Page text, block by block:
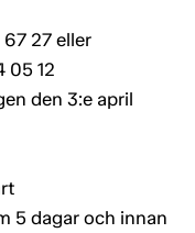
27 eller
05 12
den 3:e april
5 dagar och innan